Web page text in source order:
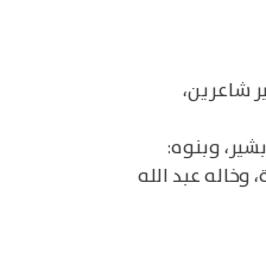
شاعرين،
وبنوه:
وخاله عبد الله